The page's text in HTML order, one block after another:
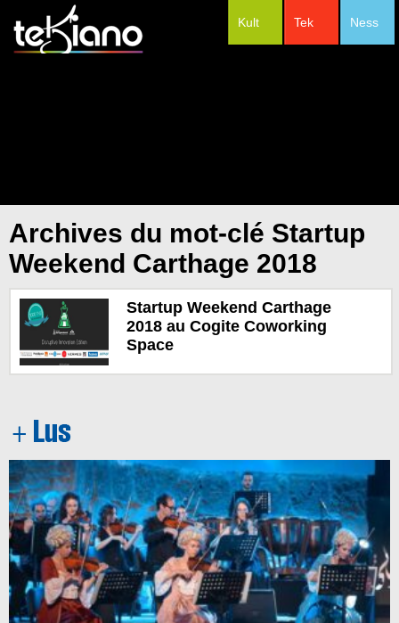
Ness
Tek
Kult
Archives du mot-clé Startup
Weekend Carthage 2018
Startup Weekend Carthage
2018 au Cogite Coworking
Space